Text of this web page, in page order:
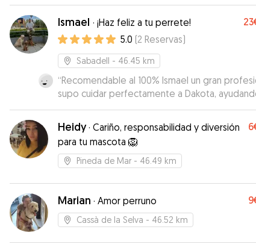
Ismael · ¡Haz feliz a tu perrete!
5.0 (2 Reservas)
Sabadell - 46.45 km
“Recomendable al 100% Ismael un gran
supo cuidar perfectamente a Dakota,
progresar un poco con su reactividad contra
perros. Ademas esta en contacto permanente
contigo, enviandote videos y comentarios.
pasada ”
Heidy· Cariño, responsabilidad y diversión
para tu mascota 🦁
Pineda de Mar - 46.49 km
Marian · Amor perruno
Cassà de la Selva - 46.52 km